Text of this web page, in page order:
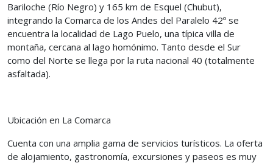
Bariloche (Río Negro) y 165 km de Esquel (Chubut),
integrando la Comarca de los Andes del Paralelo 42º se
encuentra la localidad de Lago Puelo, una típica villa de
montaña, cercana al lago homónimo. Tanto desde el Sur
como del Norte se llega por la ruta nacional 40 (totalmente
asfaltada).
Ubicación en La Comarca
Cuenta con una amplia gama de servicios turísticos. La oferta
de alojamiento, gastronomía, excursiones y paseos es muy